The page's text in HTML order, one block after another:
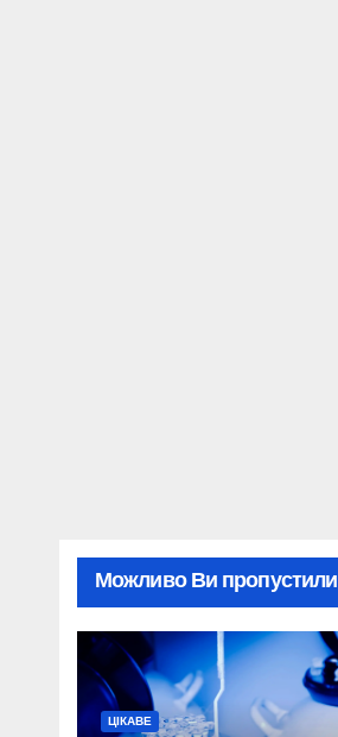
Можливо Ви пропустили
ЦІКАВЕ